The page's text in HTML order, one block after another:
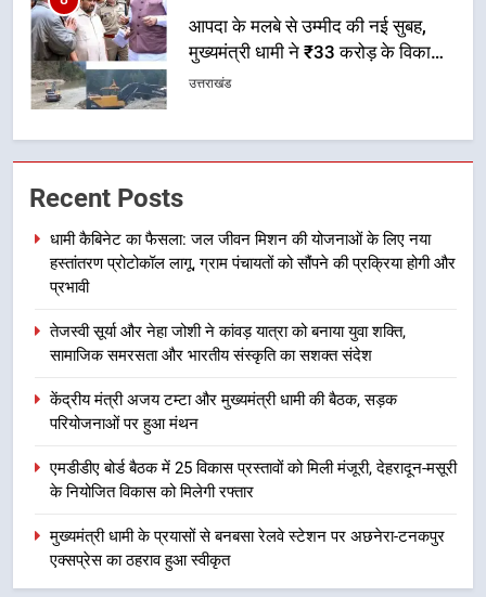
धामी कैबिनेट का फैसला: जल जीवन
मिशन की योजनाओं के लिए नया हस्तांतरण
प्रोटोकॉल लागू, ग्राम पंचायतों को सौंपने
उत्तराखंड
2
संदेश
उत्तराखंड
3
धामी की बैठक, सड़क परियोजनाओं पर
हुआ मंथन
4
एमडीडीए बोर्ड बैठक में 25 विकास प्रस्तावों
को मिली मंजूरी, देहरादून-मसूरी के
5
Recent Posts
धामी कैबिनेट का फैसला: जल जीवन मिशन की योजनाओं के लिए नया
हस्तांतरण प्रोटोकॉल लागू, ग्राम पंचायतों को सौंपने की प्रक्रिया होगी और
प्रभावी
तेजस्वी सूर्या और नेहा जोशी ने कांवड़ यात्रा को बनाया युवा शक्ति,
सामाजिक समरसता और भारतीय संस्कृति का सशक्त संदेश
केंद्रीय मंत्री अजय टम्टा और मुख्यमंत्री धामी की बैठक, सड़क
परियोजनाओं पर हुआ मंथन
एमडीडीए बोर्ड बैठक में 25 विकास प्रस्तावों को मिली मंजूरी, देहरादून-मसूरी
के नियोजित विकास को मिलेगी रफ्तार
मुख्यमंत्री धामी के प्रयासों से बनबसा रेलवे स्टेशन पर अछनेरा-टनकपुर
एक्सप्रेस का ठहराव हुआ स्वीकृत